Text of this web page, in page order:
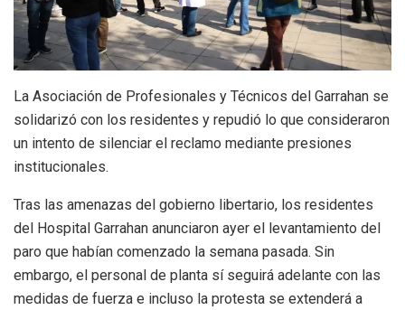
La Asociación de Profesionales y Técnicos del Garrahan se
solidarizó con los residentes y repudió lo que consideraron
un intento de silenciar el reclamo mediante presiones
institucionales.
Tras las amenazas del gobierno libertario, los residentes
del Hospital Garrahan anunciaron ayer el levantamiento del
paro que habían comenzado la semana pasada. Sin
embargo, el personal de planta sí seguirá adelante con las
medidas de fuerza e incluso la protesta se extenderá a